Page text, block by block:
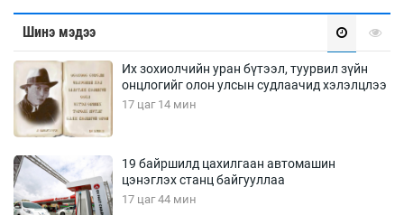
Шинэ мэдээ
Их зохиолчийн уран бүтээл, туурвил зүйн
онцлогийг олон улсын судлаачид хэлэлцлээ
17 цаг 14 мин
19 байршилд цахилгаан автомашин
цэнэглэх станц байгууллаа
17 цаг 44 мин